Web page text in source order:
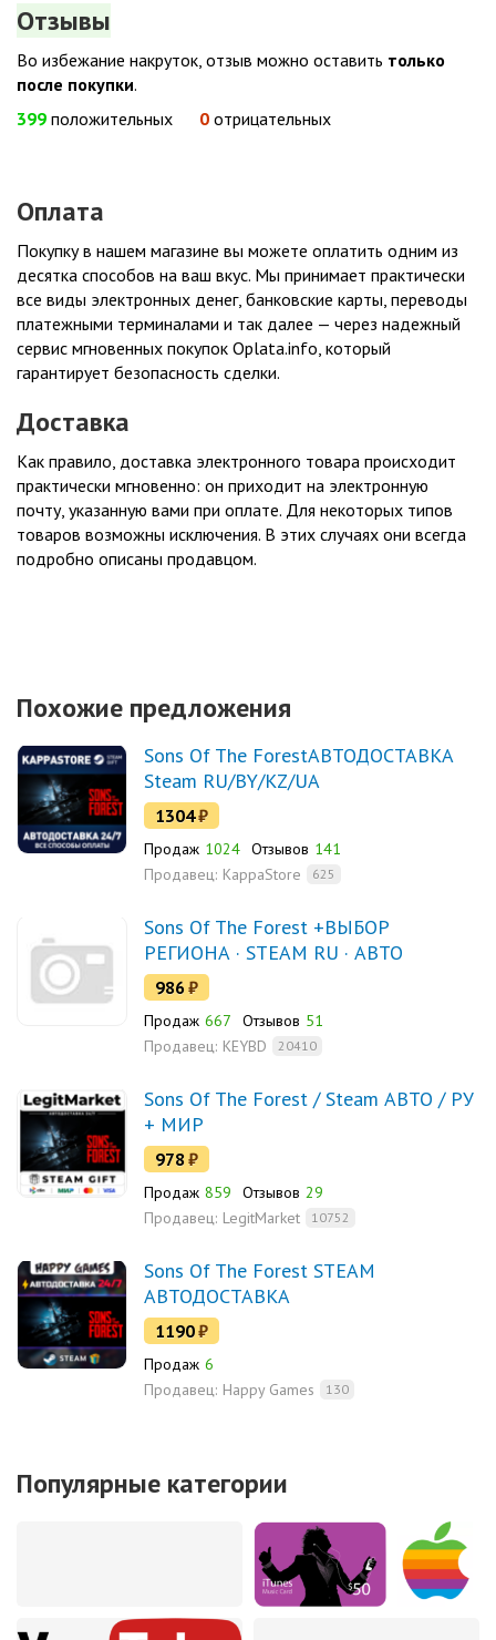
Отзывы
Во избежание накруток, отзыв можно оставить только
после покупки.
399 положительных 0 отрицательных
Оплата
Покупку в нашем магазине вы можете оплатить одним из
десятка способов на ваш вкус. Мы принимает практически
все виды электронных денег, банковские карты, переводы
платежными терминалами и так далее — через надежный
сервис мгновенных покупок Oplata.info, который
гарантирует безопасность сделки.
Доставка
Как правило, доставка электронного товара происходит
практически мгновенно: он приходит на электронную
почту, указанную вами при оплате. Для некоторых типов
товаров возможны исключения. В этих случаях они всегда
подробно описаны продавцом.
Похожие предложения
Sons Of The ForestАВТОДОСТАВКА
Steam RU/BY/KZ/UA
1304₽
Продаж 1024 Отзывов 141
Продавец: KappaStore 625
Sons Of The Forest +ВЫБОР
РЕГИОНА · STEAM RU · АВТО
986₽
Продаж 667 Отзывов 51
Продавец: KEYBD 20410
Sons Of The Forest / Steam АВТО / РУ
+ МИР
978 ₽
Продаж 859 Отзывов 29
Продавец: LegitMarket 10752
Sons Of The Forest STEAM
АВТОДОСТАВКА
1190₽
Продаж 6
Продавец: Happy Games 130
Популярные категории